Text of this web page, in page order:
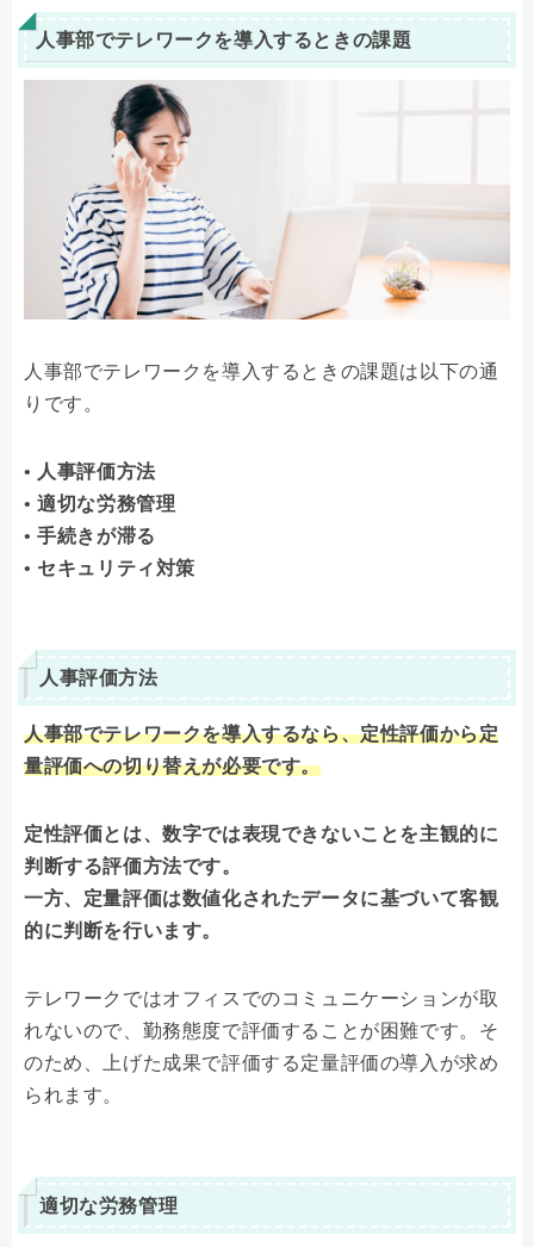
人事部でテレワークを導入するときの課題
人事部でテレワークを導入するときの課題は以下の通
りです。
• 人事評価方法
• 適切な労務管理
• 手続きが滞る
• セキュリティ対策
人事評価方法
人事部でテレワークを導入するなら、定性評価から定
量評価への切り替えが必要です。
定性評価とは、数字では表現できないことを主観的に
判断する評価方法です。
一方、定量評価は数値化されたデータに基づいて客観
的に判断を行います。
テレワークではオフィスでのコミュニケーションが取
れないので、勤務態度で評価することが困難です。そ
のため、上げた成果で評価する定量評価の導入が求め
られます。
適切な労務管理